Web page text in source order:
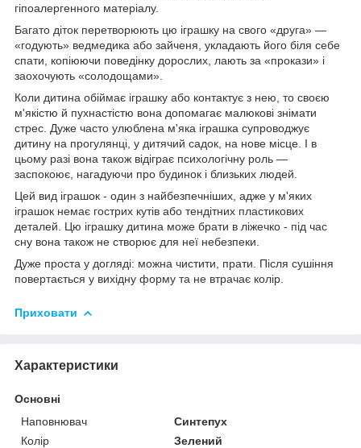
гіпоалергенного матеріалу.
Багато діток перетворюють цю іграшку на свого «друга» —
«годують» ведмедика або зайченя, укладають його біля себе
спати, копіюючи поведінку дорослих, лають за «прокази» і
заохочують «солодощами».
Коли дитина обіймає іграшку або контактує з нею, то своєю
м'якістю й пухнастістю вона допомагає малюкові знімати
стрес. Дуже часто улюблена м'яка іграшка супроводжує
дитину на прогулянці, у дитячий садок, на нове місце. І в
цьому разі вона також відіграє психологічну роль —
заспокоює, нагадуючи про будинок і близьких людей.
Цей вид іграшок - один з найбезпечніших, адже у м'яких
іграшок немає гострих кутів або тендітних пластикових
деталей. Цю іграшку дитина може брати в ліжечко - під час
сну вона також не створює для неї небезпеки.
Дуже проста у догляді: можна чистити, прати. Після сушіння
повертається у вихідну форму та не втрачає колір.
Приховати
Характеристики
Основні
Наповнювач
Синтепух
Колір
Зелений